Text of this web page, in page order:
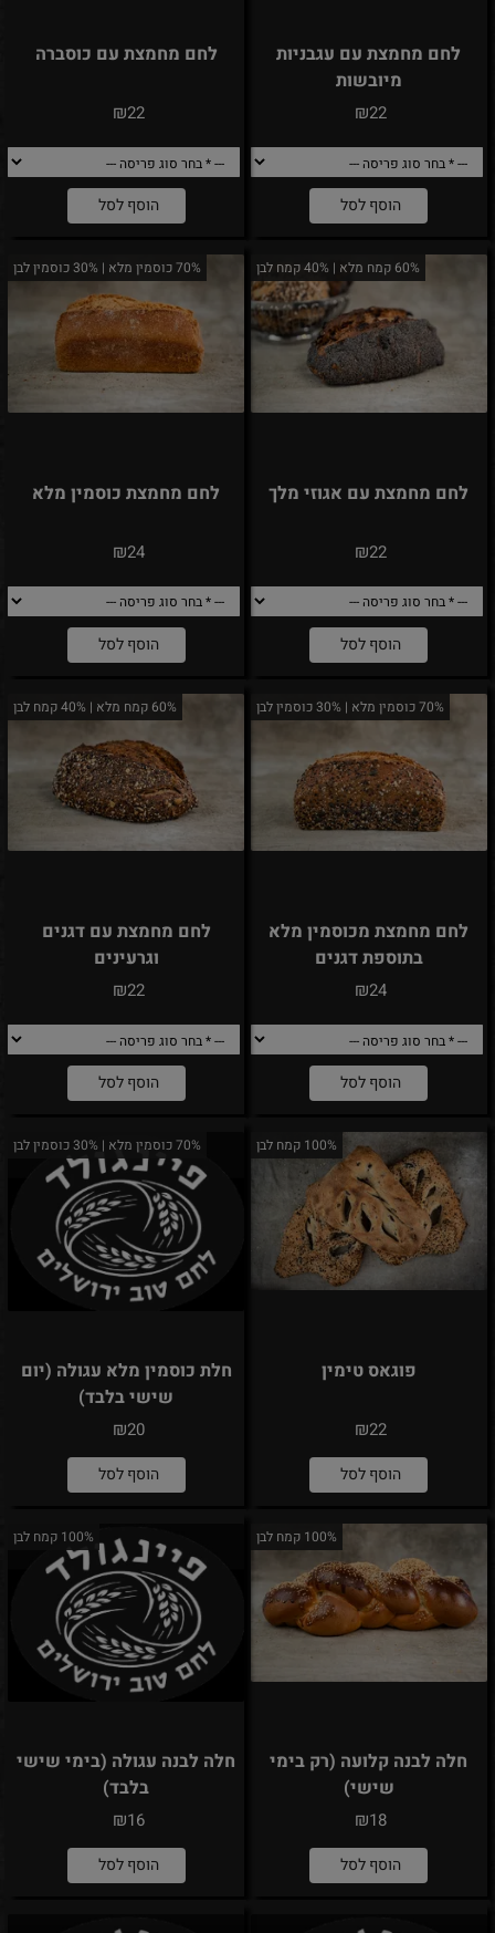
לחם מחמצת עם עגבניות
מיובשות
₪22
הוסף לסל
לחם מחמצת עם כוסברה
₪22
הוסף לסל
60% קמח מלא | 40% קמח לבן
לחם מחמצת עם אגוזי מלך
₪22
הוסף לסל
70% כוסמין מלא | 30% כוסמין לבן
לחם מחמצת כוסמין מלא
₪24
הוסף לסל
70% כוסמין מלא | 30% כוסמין לבן
לחם מחמצת מכוסמין מלא
בתוספת דגנים
₪24
הוסף לסל
60% קמח מלא | 40% קמח לבן
לחם מחמצת עם דגנים
וגרעינים
₪22
הוסף לסל
100% קמח לבן
פוגאס טימין
₪22
הוסף לסל
70% כוסמין מלא | 30% כוסמין לבן
חלת כוסמין מלא עגולה (יום
שישי בלבד)
₪20
הוסף לסל
100% קמח לבן
חלה לבנה קלועה (רק בימי
שישי)
₪18
הוסף לסל
100% קמח לבן
חלה לבנה עגולה (בימי שישי
בלבד)
₪16
הוסף לסל